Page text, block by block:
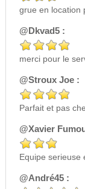
grue en location
@Dkvad5 :
merci pour le
@Stroux Joe :
Parfait et pas
@Xavier
Equipe serieuse
@André45 :